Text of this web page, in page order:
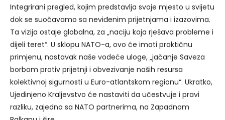
Integrirani pregled, kojim predstavlja svoje mjesto u svijetu
dok se suočavamo sa neviđenim prijetnjama i izazovima.
Ta vizija ostaje globalna, za „naciju koja rješava probleme i
dijeli teret“. U sklopu NATO-a, ovo će imati praktičnu
primjenu, nastavak naše vodeće uloge, „jačanje Saveza
borbom protiv prijetnji i obvezivanje naših resursa
kolektivnoj sigurnosti u Euro-atlantskom regionu“. Ukratko,
Ujedinjeno Kraljevstvo će nastaviti da učestvuje i pravi
razliku, zajedno sa NATO partnerima, na Zapadnom